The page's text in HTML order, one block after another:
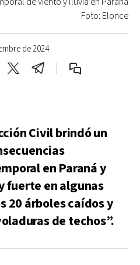
de 2024
Foto: Elonce
Civil brindó un
en Paraná y
fuerte en algunas
20 árboles caídos y
de techos”.